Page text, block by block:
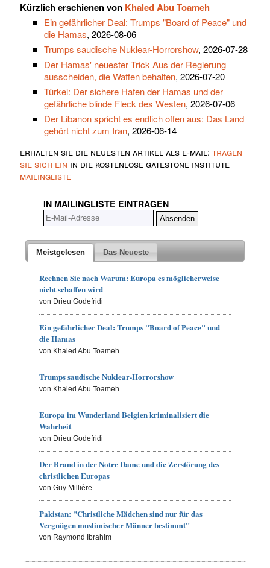
Kürzlich erschienen von Khaled Abu Toameh
Ein gefährlicher Deal: Trumps "Board of Peace" und
die Hamas, 2026-08-06
Trumps saudische Nuklear-Horrorshow, 2026-07-28
Der Hamas' neuester Trick Aus der Regierung
ausscheiden, die Waffen behalten, 2026-07-20
Türkei: Der sichere Hafen der Hamas und der
gefährliche blinde Fleck des Westen, 2026-07-06
Der Libanon spricht es endlich offen aus: Das Land
gehört nicht zum Iran, 2026-06-14
erhalten sie die neuesten artikel als e-mail: tragen
sie sich ein in die kostenlose gatestone institute
mailingliste
IN MAILINGLISTE EINTRAGEN
Meistgelesen Das Neueste
Rechnen Sie nach Warum: Europa es möglicherweise
nicht schaffen wird
von Drieu Godefridi
Ein gefährlicher Deal: Trumps "Board of Peace" und
die Hamas
von Khaled Abu Toameh
Trumps saudische Nuklear-Horrorshow
von Khaled Abu Toameh
Europa im Wunderland Belgien kriminalisiert die
Wahrheit
von Drieu Godefridi
Der Brand in der Notre Dame und die Zerstörung des
christlichen Europas
von Guy Millière
Pakistan: "Christliche Mädchen sind nur für das
Vergnügen muslimischer Männer bestimmt"
von Raymond Ibrahim